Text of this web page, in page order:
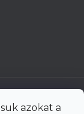
azokat a